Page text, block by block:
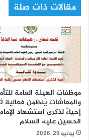
مقالات ذات صلة
موظفات الهيئة العامة
والمعاشات يُنظمن فعالية
إحياءً لذكرى استشهاد
الحسين عليه السلام
يونيو 29, 2026